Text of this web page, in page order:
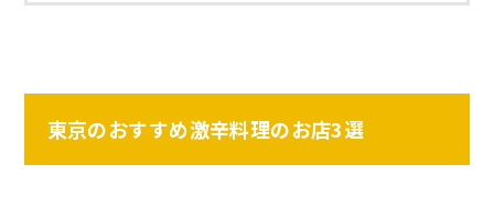
東京のおすすめ激辛料理のお店3選